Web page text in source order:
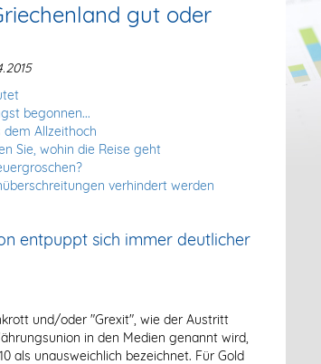
gut oder
begonnen...
dem Allzeithoch
Sie, wohin die Reise geht
verhindert werden
entpuppt sich immer deutlicher
und/oder "Grexit", wie der Austritt
in den Medien genannt wird,
als unausweichlich bezeichnet. Für Gold